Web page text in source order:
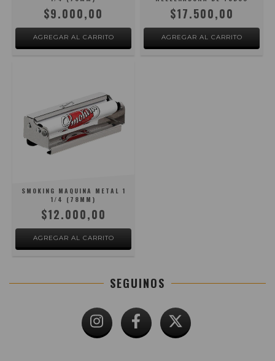
$9.000,00 $17.500,00
SMOKING MAQUINA METAL 1
1/4 (78MM)
$12.000,00
SEGUINOS